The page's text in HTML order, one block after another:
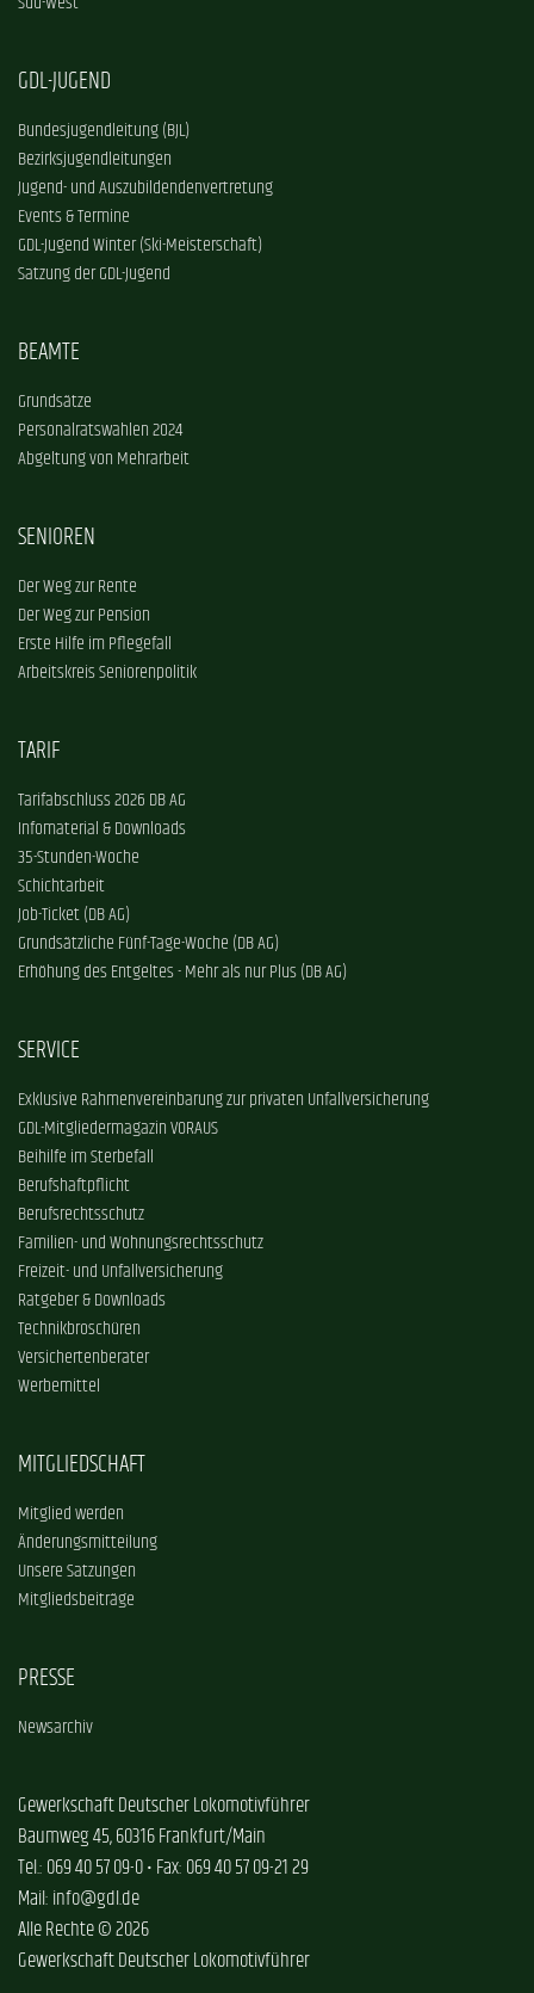
GDL-JUGEND
Bundesjugendleitung (BJL)
Bezirksjugendleitungen
Jugend- und Auszubildendenvertretung
Events & Termine
GDL-Jugend Winter (Ski-Meisterschaft)
Satzung der GDL-Jugend
BEAMTE
Grundsätze
Personalratswahlen 2024
Abgeltung von Mehrarbeit
SENIOREN
Der Weg zur Rente
Der Weg zur Pension
Erste Hilfe im Pflegefall
Arbeitskreis Seniorenpolitik
TARIF
Tarifabschluss 2026 DB AG
Infomaterial & Downloads
35-Stunden-Woche
Schichtarbeit
Job-Ticket (DB AG)
Grundsätzliche Fünf-Tage-Woche (DB AG)
Erhöhung des Entgeltes - Mehr als nur Plus (DB AG)
SERVICE
Exklusive Rahmenvereinbarung zur privaten Unfallversicherung
GDL-Mitgliedermagazin VORAUS
Beihilfe im Sterbefall
Berufshaftpflicht
Berufsrechtsschutz
Familien- und Wohnungsrechtsschutz
Freizeit- und Unfallversicherung
Ratgeber & Downloads
Technikbroschüren
Versichertenberater
Werbemittel
MITGLIEDSCHAFT
Mitglied werden
Änderungsmitteilung
Unsere Satzungen
Mitgliedsbeiträge
PRESSE
Newsarchiv
Gewerkschaft Deutscher Lokomotivführer
Baumweg 45, 60316 Frankfurt/Main
Tel.: 069 40 57 09-0 • Fax: 069 40 57 09-21 29
Mail: info@gdl.de
Alle Rechte © 2026
Gewerkschaft Deutscher Lokomotivführer